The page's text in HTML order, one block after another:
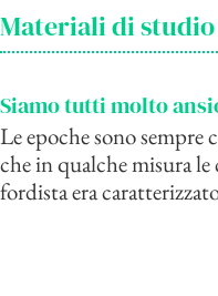
Materiali di studio
Siamo tutti molto
Le epoche sono sempre
che in qualche misura
fordista era